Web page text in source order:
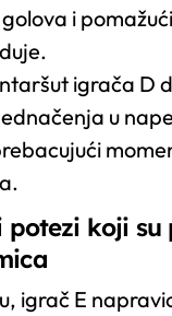
i
igrača D
u
potezi koji su
igrač E